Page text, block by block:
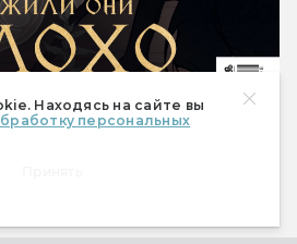
Находясь на сайте вы
персональных